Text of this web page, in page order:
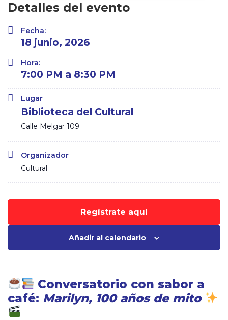
Detalles del evento
Fecha:
18 junio, 2026
Hora:
7:00 PM a 8:30 PM
Lugar
Biblioteca del Cultural
Calle Melgar 109
Organizador
Cultural
Regístrate aquí
Añadir al calendario
Conversatorio con sabor a
café: Marilyn, 100 años de mito